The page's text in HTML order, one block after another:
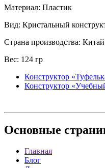
Материал: Пластик
Вид: Кристальный
Страна производства: Китай
Вес: 124 гр
Конструктор
Конструктор
Основные
Главная
Блог